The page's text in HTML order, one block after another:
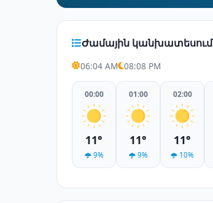
Ժամային կանխատեսում
06:04 AM 08:08 PM
00:00
11°
9%
01:00
11°
9%
02:00
11°
10%